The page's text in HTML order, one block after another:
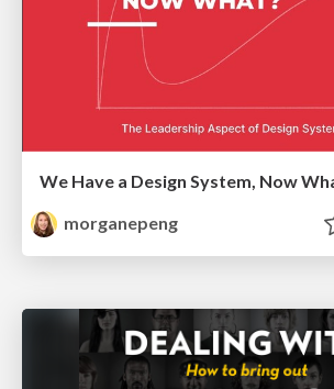
We Have a Design System, Now
morganepeng